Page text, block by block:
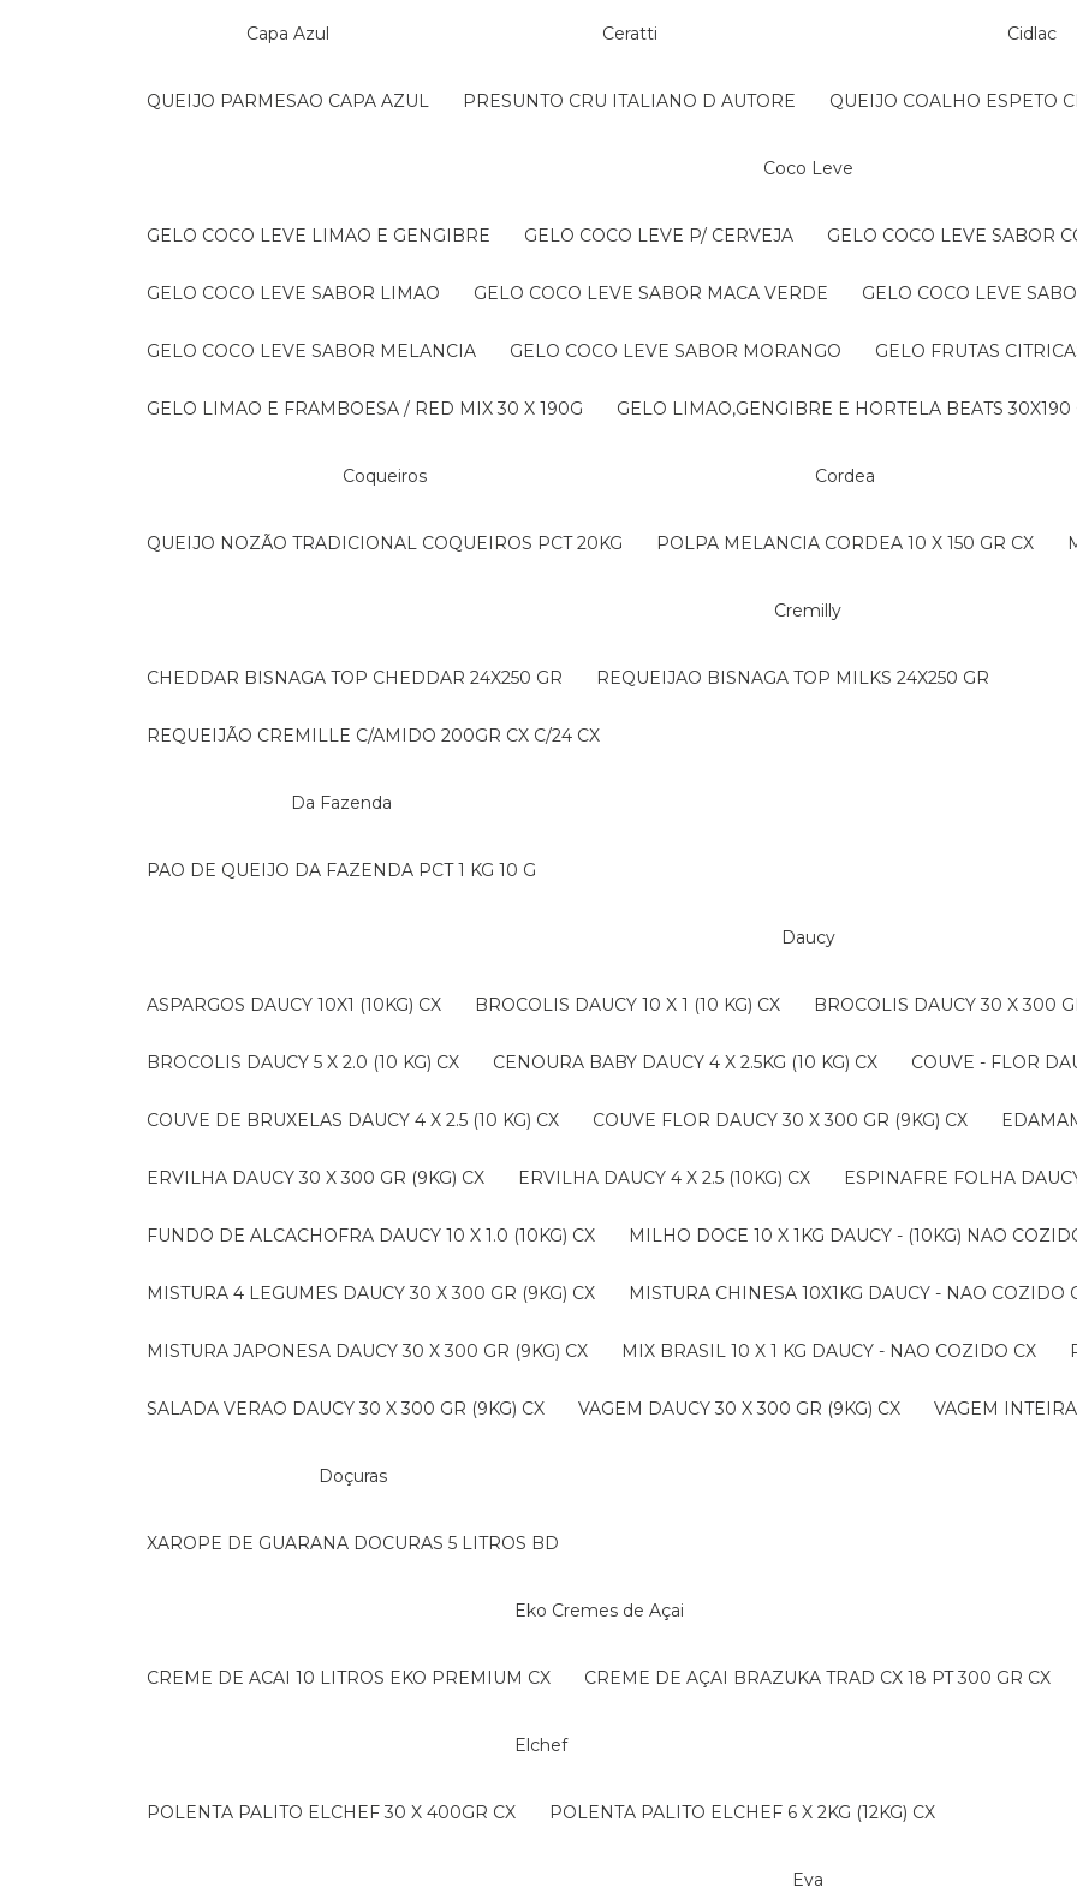
Capa Azul
QUEIJO PARMESAO CAPA AZUL
Ceratti
PRESUNTO CRU ITALIANO D AUTORE
Cidlac
QUEIJO COALHO ESPETO
Coco Leve
GELO COCO LEVE LIMAO E GENGIBRE GELO COCO LEVE P/ CERVEJA GELO COCO LEVE SABOR
GELO COCO LEVE SABOR LIMAO GELO COCO LEVE SABOR MACA VERDE GELO COCO LEVE
GELO COCO LEVE SABOR MELANCIA GELO COCO LEVE SABOR MORANGO GELO FRUTAS
GELO LIMAO E FRAMBOESA / RED MIX 30 X 190G GELO LIMAO,GENGIBRE E HORTELA BEATS 30X190
Coqueiros
QUEIJO NOZÃO TRADICIONAL COQUEIROS PCT 20KG
Cordea
POLPA MELANCIA CORDEA 10 X 150 GR CX
Cremilly
CHEDDAR BISNAGA TOP CHEDDAR 24X250 GR REQUEIJAO BISNAGA TOP MILKS 24X250 GR
REQUEIJÃO CREMILLE C/AMIDO 200GR CX C/24 CX
Da Fazenda
PAO DE QUEIJO DA FAZENDA PCT 1 KG 10 G
Daucy
ASPARGOS DAUCY 10X1 (10KG) CX BROCOLIS DAUCY 10 X 1 (10 KG) CX BROCOLIS DAUCY 30 X 300
BROCOLIS DAUCY 5 X 2.0 (10 KG) CX CENOURA BABY DAUCY 4 X 2.5KG (10 KG) CX COUVE - FLOR
COUVE DE BRUXELAS DAUCY 4 X 2.5 (10 KG) CX COUVE FLOR DAUCY 30 X 300 GR (9KG) CX
ERVILHA DAUCY 30 X 300 GR (9KG) CX ERVILHA DAUCY 4 X 2.5 (10KG) CX ESPINAFRE FOLHA
FUNDO DE ALCACHOFRA DAUCY 10 X 1.0 (10KG) CX MILHO DOCE 10 X 1KG DAUCY - (10KG) NAO
MISTURA 4 LEGUMES DAUCY 30 X 300 GR (9KG) CX MISTURA CHINESA 10X1KG DAUCY - NAO COZIDO
MISTURA JAPONESA DAUCY 30 X 300 GR (9KG) CX MIX BRASIL 10 X 1 KG DAUCY - NAO COZIDO CX
SALADA VERAO DAUCY 30 X 300 GR (9KG) CX VAGEM DAUCY 30 X 300 GR (9KG) CX VAGEM
Doçuras
XAROPE DE GUARANA DOCURAS 5 LITROS BD
Eko Cremes de Açai
CREME DE ACAI 10 LITROS EKO PREMIUM CX CREME DE AÇAI BRAZUKA TRAD CX 18 PT 300 GR CX
Elchef
POLENTA PALITO ELCHEF 30 X 400GR CX POLENTA PALITO ELCHEF 6 X 2KG (12KG) CX
Eva